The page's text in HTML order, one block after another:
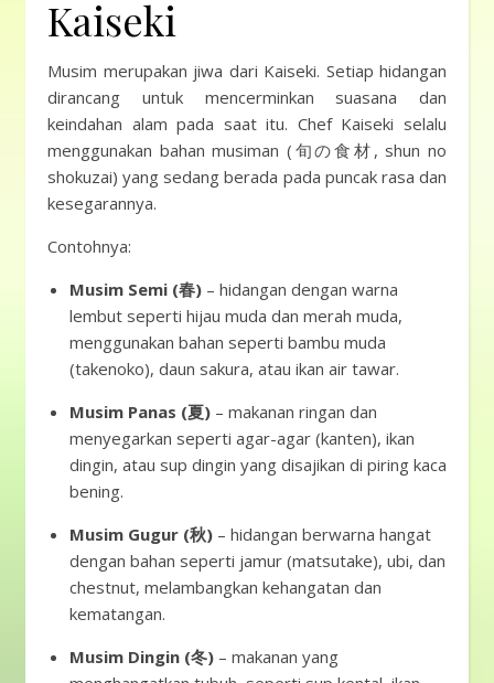
Kaiseki
Musim merupakan jiwa dari Kaiseki. Setiap hidangan
dirancang untuk mencerminkan suasana dan
keindahan alam pada saat itu. Chef Kaiseki selalu
menggunakan bahan musiman (旬の食材, shun no
shokuzai) yang sedang berada pada puncak rasa dan
kesegarannya.
Contohnya:
Musim Semi (春) – hidangan dengan warna
lembut seperti hijau muda dan merah muda,
menggunakan bahan seperti bambu muda
(takenoko), daun sakura, atau ikan air tawar.
Musim Panas (夏) – makanan ringan dan
menyegarkan seperti agar-agar (kanten), ikan
dingin, atau sup dingin yang disajikan di piring kaca
bening.
Musim Gugur (秋) – hidangan berwarna hangat
dengan bahan seperti jamur (matsutake), ubi, dan
chestnut, melambangkan kehangatan dan
kematangan.
Musim Dingin (冬) – makanan yang